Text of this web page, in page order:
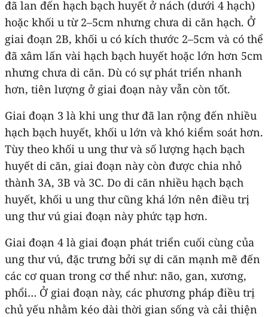
đã lan đến hạch bạch huyết ở nách (dưới 4 hạch)
hoặc khối u từ 2–5cm nhưng chưa di căn hạch. Ở
giai đoạn 2B, khối u có kích thước 2–5cm và có thể
đã xâm lấn vài hạch bạch huyết hoặc lớn hơn 5cm
nhưng chưa di căn. Dù có sự phát triển nhanh
hơn, tiên lượng ở giai đoạn này vẫn còn tốt.
Giai đoạn 3 là khi ung thư đã lan rộng đến nhiều
hạch bạch huyết, khối u lớn và khó kiểm soát hơn.
Tùy theo khối u ung thư và số lượng hạch bạch
huyết di căn, giai đoạn này còn được chia nhỏ
thành 3A, 3B và 3C. Do di căn nhiều hạch bạch
huyết, khối u ung thư cũng khá lớn nên điều trị
ung thư vú giai đoạn này phức tạp hơn.
Giai đoạn 4 là giai đoạn phát triển cuối cùng của
ung thư vú, đặc trưng bởi sự di căn mạnh mẽ đến
các cơ quan trong cơ thể như: não, gan, xương,
phổi… Ở giai đoạn này, các phương pháp điều trị
chủ yếu nhằm kéo dài thời gian sống và cải thiện